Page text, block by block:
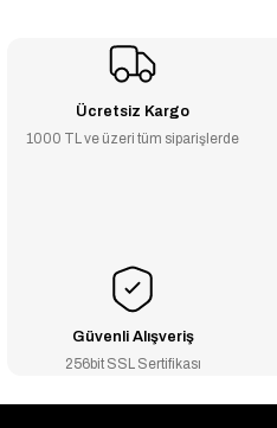
Ücretsiz Kargo
1000 TL ve üzeri tüm siparişlerde
Güvenli Alışveriş
256bit SSL Sertifikası